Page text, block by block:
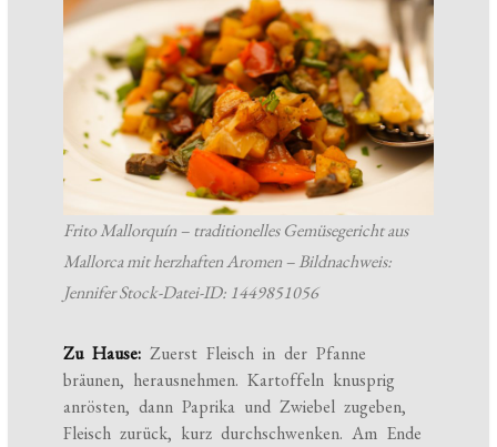
Frito Mallorquín – traditionelles Gemüsegericht aus
Mallorca mit herzhaften Aromen – Bildnachweis:
Jennifer Stock-Datei-ID: 1449851056
Zu Hause: Zuerst Fleisch in der Pfanne
bräunen, herausnehmen. Kartoffeln knusprig
anrösten, dann Paprika und Zwiebel zugeben,
Fleisch zurück, kurz durchschwenken. Am Ende